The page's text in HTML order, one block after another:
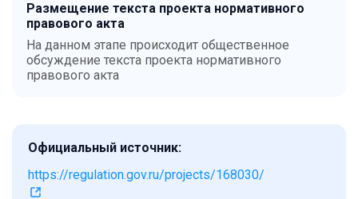
Размещение текста проекта нормативного
правового акта
На данном этапе происходит общественное
обсуждение текста проекта нормативного
правового акта
Официальный источник:
https://regulation.gov.ru/projects/168030/